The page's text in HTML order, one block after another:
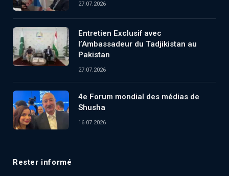
27.07.2026
Entretien Exclusif avec
l’Ambassadeur du Tadjikistan au
Pakistan
27.07.2026
4e Forum mondial des médias de
Shusha
16.07.2026
Rester informé